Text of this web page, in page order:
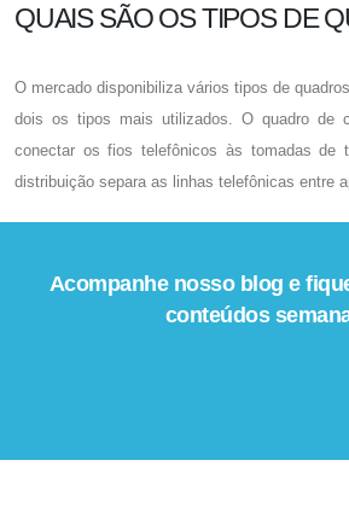
QUAIS SÃO OS TIPOS DE
O mercado disponibiliza vários tipos de
dois os tipos mais utilizados. O quadro de
conectar os fios telefônicos às tomadas de
distribuição separa as linhas telefônicas entre
Acompanhe nosso blog e
conteúdos